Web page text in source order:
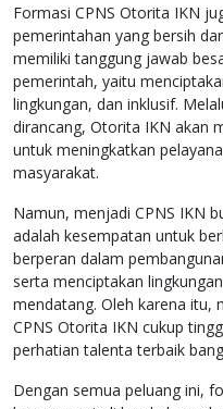
Formasi CPNS Otorita IKN
pemerintahan yang bersih
memiliki tanggung jawab
pemerintah, yaitu
lingkungan, dan inklusif.
dirancang, Otorita IKN akan
untuk meningkatkan
masyarakat.
Namun, menjadi CPNS IKN
adalah kesempatan untuk
berperan dalam
serta menciptakan
mendatang. Oleh karena itu,
CPNS Otorita IKN cukup
perhatian talenta terbaik
Dengan semua peluang ini,